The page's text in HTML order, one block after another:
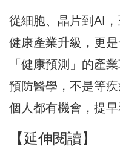
從細胞、晶片到AI
健康產業升級，更
「健康預測」的產
預防醫學，不是等
個人都有機會，提早
【延伸閱讀】